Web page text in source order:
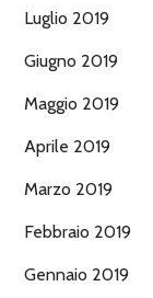
Luglio 2019
Giugno 2019
Maggio 2019
Aprile 2019
Marzo 2019
Febbraio 2019
Gennaio 2019